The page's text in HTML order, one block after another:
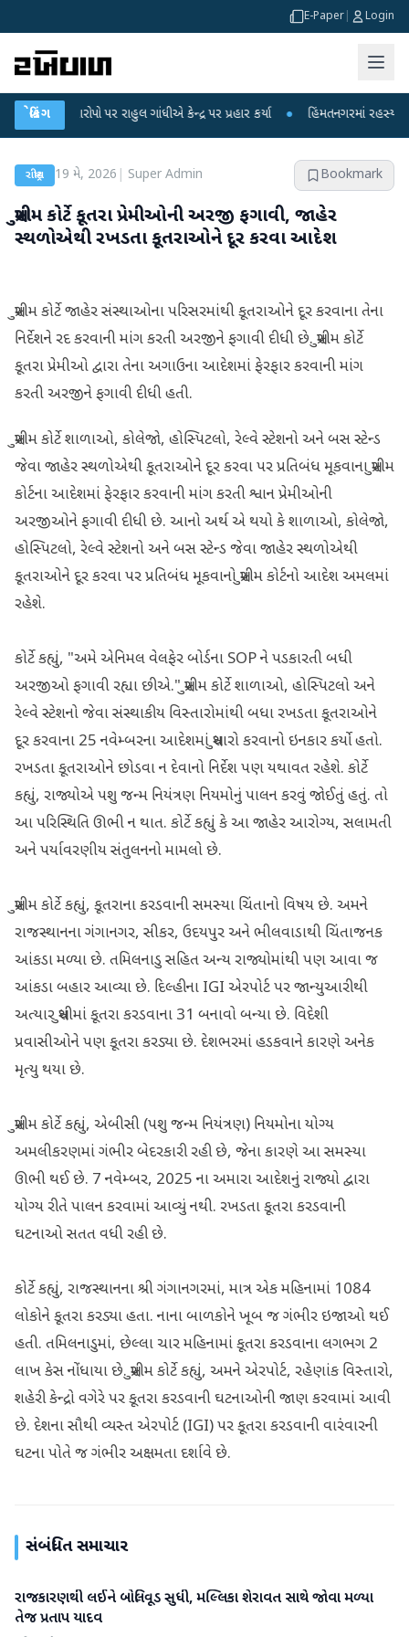
E-Paper Login
બ્રેકિંગ
આરોપો પર રાહુલ ગાંધીએ કેન્દ્ર પર પ્રહાર કર્યા ● હિંમતનગરમાં રહસ્યમય વાયરસ કે
રાષ્ટ્રીય 19 મે, 2026 Super Admin Bookmark
સુપ્રીમ કોર્ટે કૂતરા પ્રેમીઓની અરજી ફગાવી, જાહેર
સ્થળોએથી રખડતા કૂતરાઓને દૂર કરવા આદેશ
સુપ્રીમ કોર્ટે જાહેર સંસ્થાઓના પરિસરમાંથી કૂતરાઓને દૂર કરવાના તેના
નિર્દેશને રદ કરવાની માંગ કરતી અરજીને ફગાવી દીધી છે. સુપ્રીમ કોર્ટે
કૂતરા પ્રેમીઓ દ્વારા તેના અગાઉના આદેશમાં ફેરફાર કરવાની માંગ
કરતી અરજીને ફગાવી દીધી હતી.
સુપ્રીમ કોર્ટે શાળાઓ, કોલેજો, હોસ્પિટલો, રેલ્વે સ્ટેશનો અને બસ સ્ટેન્ડ
જેવા જાહેર સ્થળોએથી કૂતરાઓને દૂર કરવા પર પ્રતિબંધ મૂકવાના સુપ્રીમ
કોર્ટના આદેશમાં ફેરફાર કરવાની માંગ કરતી શ્વાન પ્રેમીઓની
અરજીઓને ફગાવી દીધી છે. આનો અર્થ એ થયો કે શાળાઓ, કોલેજો,
હોસ્પિટલો, રેલ્વે સ્ટેશનો અને બસ સ્ટેન્ડ જેવા જાહેર સ્થળોએથી
કૂતરાઓને દૂર કરવા પર પ્રતિબંધ મૂકવાનો સુપ્રીમ કોર્ટનો આદેશ અમલમાં
રહેશે.
કોર્ટે કહ્યું, "અમે એનિમલ વેલફેર બોર્ડના SOP ને પડકારતી બધી
અરજીઓ ફગાવી રહ્યા છીએ." સુપ્રીમ કોર્ટે શાળાઓ, હોસ્પિટલો અને
રેલ્વે સ્ટેશનો જેવા સંસ્થાકીય વિસ્તારોમાંથી બધા રખડતા કૂતરાઓને
દૂર કરવાના 25 નવેમ્બરના આદેશમાં સુધારો કરવાનો ઇનકાર કર્યો હતો.
રખડતા કૂતરાઓને છોડવા ન દેવાનો નિર્દેશ પણ યથાવત રહેશે. કોર્ટે
કહ્યું, રાજ્યોએ પશુ જન્મ નિયંત્રણ નિયમોનું પાલન કરવું જોઈતું હતું. તો
આ પરિસ્થિતિ ઊભી ન થાત. કોર્ટે કહ્યું કે આ જાહેર આરોગ્ય, સલામતી
અને પર્યાવરણીય સંતુલનનો મામલો છે.
સુપ્રીમ કોર્ટે કહ્યું, કૂતરાના કરડવાની સમસ્યા ચિંતાનો વિષય છે. અમને
રાજસ્થાનના ગંગાનગર, સીકર, ઉદયપુર અને ભીલવાડાથી ચિંતાજનક
આંકડા મળ્યા છે. તમિલનાડુ સહિત અન્ય રાજ્યોમાંથી પણ આવા જ
આંકડા બહાર આવ્યા છે. દિલ્હીના IGI એરપોર્ટ પર જાન્યુઆરીથી
અત્યાર સુધીમાં કૂતરા કરડવાના 31 બનાવો બન્યા છે. વિદેશી
પ્રવાસીઓને પણ કૂતરા કરડ્યા છે. દેશભરમાં હડકવાને કારણે અનેક
મૃત્યુ થયા છે.
સુપ્રીમ કોર્ટે કહ્યું, એબીસી (પશુ જન્મ નિયંત્રણ) નિયમોના યોગ્ય
અમલીકરણમાં ગંભીર બેદરકારી રહી છે, જેના કારણે આ સમસ્યા
ઊભી થઈ છે. 7 નવેમ્બર, 2025 ના અમારા આદેશનું રાજ્યો દ્વારા
યોગ્ય રીતે પાલન કરવામાં આવ્યું નથી. રખડતા કૂતરા કરડવાની
ઘટનાઓ સતત વધી રહી છે.
કોર્ટે કહ્યું, રાજસ્થાનના શ્રી ગંગાનગરમાં, માત્ર એક મહિનામાં 1084
લોકોને કૂતરા કરડ્યા હતા. નાના બાળકોને ખૂબ જ ગંભીર ઇજાઓ થઈ
હતી. તમિલનાડુમાં, છેલ્લા ચાર મહિનામાં કૂતરા કરડવાના લગભગ 2
લાખ કેસ નોંધાયા છે. સુપ્રીમ કોર્ટે કહ્યું, અમને એરપોર્ટ, રહેણાંક વિસ્તારો,
શહેરી કેન્દ્રો વગેરે પર કૂતરા કરડવાની ઘટનાઓની જાણ કરવામાં આવી
છે. દેશના સૌથી વ્યસ્ત એરપોર્ટ (IGI) પર કૂતરા કરડવાની વારંવારની
ઘટના પોતે જ ગંભીર અક્ષમતા દર્શાવે છે.
સંબંધિત સમાચાર
રાષ્ટ્રીય
રાજકારણથી લઈને બોલિવૂડ સુધી, મલ્લિકા શેરાવત સાથે જોવા મળ્યા
તેજ પ્રતાપ યાદવ